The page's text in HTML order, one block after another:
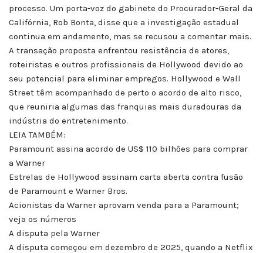
processo. Um porta-voz do gabinete do Procurador-Geral da
Califórnia, Rob Bonta, disse que a investigação estadual
continua em andamento, mas se recusou a comentar mais.
A transação proposta enfrentou resistência de atores,
roteiristas e outros profissionais de Hollywood devido ao
seu potencial para eliminar empregos. Hollywood e Wall
Street têm acompanhado de perto o acordo de alto risco,
que reuniria algumas das franquias mais duradouras da
indústria do entretenimento.
LEIA TAMBÉM:
Paramount assina acordo de US$ 110 bilhões para comprar
a Warner
Estrelas de Hollywood assinam carta aberta contra fusão
de Paramount e Warner Bros.
Acionistas da Warner aprovam venda para a Paramount;
veja os números
A disputa pela Warner
A disputa começou em dezembro de 2025, quando a Netflix